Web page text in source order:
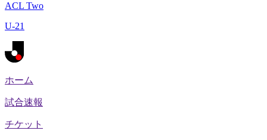
ACL Two
U-21
ホーム
試合速報
チケット